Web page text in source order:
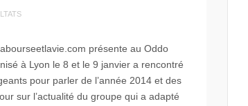
présente au Oddo
à Lyon le 8 et le 9 janvier a rencontré
pour parler de l’année 2014 et des
sur l’actualité du groupe qui a adapté